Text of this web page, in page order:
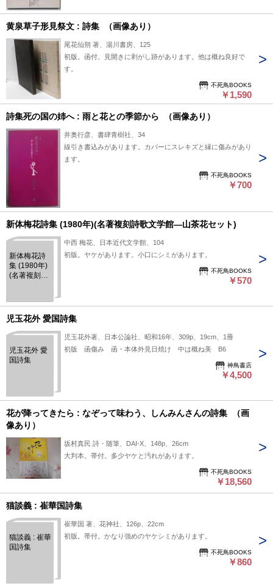
黄泉草子形見祭文 : 詩集 （画像あり）
尾花仙朔 著、湯川書房、125
初版。函付。見開きに剥がし跡があります。他は概ね良好で
す。
不死鳥BOOKS
￥1,590
詩集死の国の姉へ : 雨と花との季節から （画像あり）
井奥行彦、書肆青樹社、34
線引き書込みがあります。カバーにスレキズと縁に傷みがあり
ます。
不死鳥BOOKS
￥700
新体梅花詩集 (1980年)(名著複刻詩歌文学館―山茶花セット)
新体梅花詩
集 (1980年)
(名著複刻詩
ト)
中西 梅花、日本近代文学館、104
初版。ヤケがあります。小口にシミがあります。
不死鳥BOOKS
￥570
児玉花外 愛国詩集
児玉花外 愛
国詩集
児玉花外著、日本公論社、昭和16年、309p、19cm、1冊
初版 函傷み 函・本体外見日焼け 中は概ね美 B6
神鳥書店
￥4,500
花が降ってきたら : なぞって味わう、しんみんさんの詩集 （画
像あり）
坂村真民 詩・随筆、DAI-X、148p、26cm
大判本。帯付。多少ヤケと汚れがあります。
不死鳥BOOKS
￥18,560
猫談義 : 崔華国詩集
猫談義 : 崔華
国詩集
崔華国 著、花神社、126p、22cm
初版。帯付。かなり強めのヤケシミがあります。
不死鳥BOOKS
￥860